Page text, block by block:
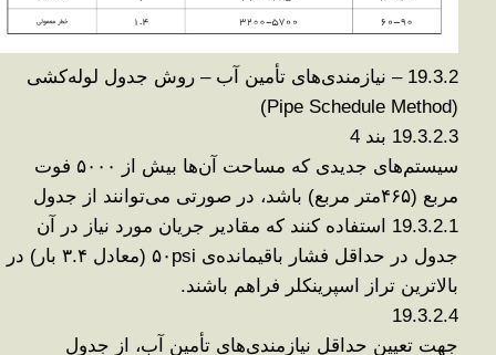
19.3.2 –
نیازمندی‌های تأمین آب – روش جدول لوله‌کشی
(Pipe Schedule Method)
19.3.2.3 بند 4
سیستم‌های جدیدی که مساحت آن‌ها بیش از ۵۰۰۰ فوت
مربع (۴۶۵متر مربع) باشد، در صورتی می‌توانند از جدول
19.3.2.1 استفاده کنند که
مقادیر جریان مورد نیاز در آن
جدول در حداقل فشار باقیمانده‌ی ۵۰ psi ( معادل ۳.۴ بار ) در
بالاترین تراز اسپرینکلر فراهم باشند.
19.3.2.4
جهت تعیین حداقل نیازمندی‌های تأمین آب، از جدول